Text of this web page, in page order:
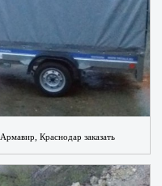
Краснодар заказать